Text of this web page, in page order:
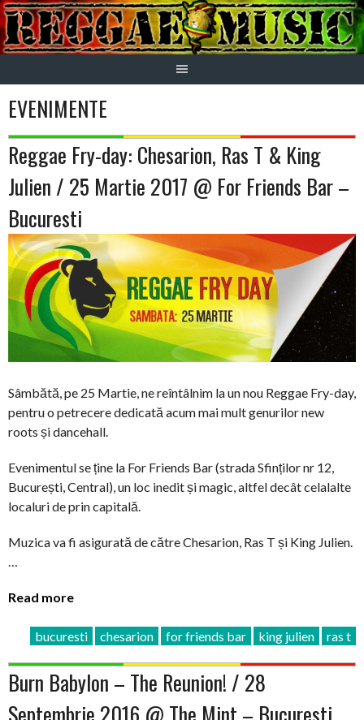
Skip
to
content
EVENIMENTE
Reggae Fry-day: Chesarion, Ras T & King
Julien / 25 Martie 2017 @ For Friends Bar –
Bucuresti
Sâmbătă, pe 25 Martie, ne reîntâlnim la un nou Reggae Fry-day,
pentru o petrecere dedicată acum mai mult genurilor new
roots și dancehall.
Evenimentul se ține la For Friends Bar (strada Sfinților nr 12,
București, Central), un loc inedit și magic, altfel decât celalalte
localuri de prin capitală.
Muzica va fi asigurată de către Chesarion, Ras T și King Julien.
…
Read more
bucuresti chesarion for friends bar king julien ras t
Burn Babylon – The Reunion! / 28